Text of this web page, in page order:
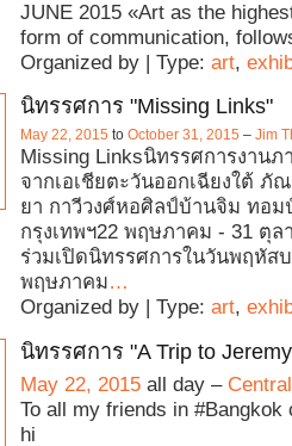
JUNE 2015 «Art as the
form of communication,
Organized by | Type: art,
นิทรรศการ "Missing Links"
May 22, 2015 to October 31, 2015 – Jim
Missing Linksนิทรรศการงานภ
จากเอเชียตะวันออกเฉียงใต้ ภั
ยา กาวีวงศ์หอศิลป์บ้านจิม ทอม
กรุงเทพฯ22 พฤษภาคม - 31 ตุล
ร่วมเปิดนิทรรศการในวันพฤหัส
พฤษภาคม…
Organized by | Type: art,
นิทรรศการ "A Trip to
May 22, 2015 all day –
To all my friends in #Bangkok
hi